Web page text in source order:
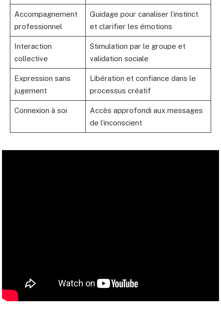
Accompagnement
professionnel
Guidage pour canaliser l’instinct
et clarifier les émotions
Interaction
collective
Stimulation par le groupe et
validation sociale
Expression sans
jugement
Libération et confiance dans le
processus créatif
Connexion à soi
Accès approfondi aux messages
de l’inconscient